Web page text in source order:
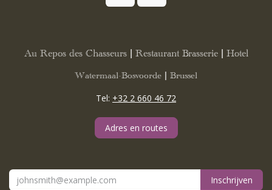
Au Repos des Chasseurs | Restaurant Brasserie | Hotel
Watermaal-Bosvoorde | Brussel
Tel: +32 2 660 46 72
Adres en routes
Inschrijven